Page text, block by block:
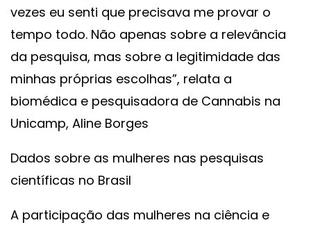
vezes eu senti que precisava me provar o
tempo todo. Não apenas sobre a relevância
da pesquisa, mas sobre a legitimidade das
minhas próprias escolhas”, relata a
biomédica e pesquisadora de Cannabis na
Unicamp, Aline Borges
Dados sobre as mulheres nas pesquisas
científicas no Brasil
A participação das mulheres na ciência e